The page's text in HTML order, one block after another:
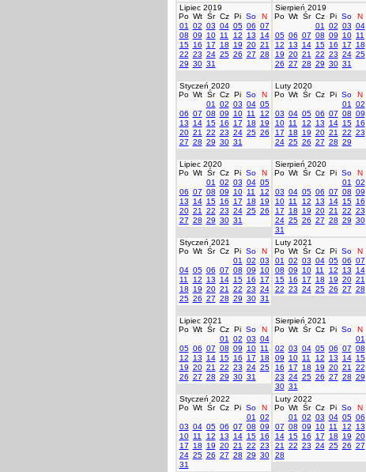
Lipiec 2019
Po Wt Śr Cz Pi So
N
01
02 03 04 05 06 07
08 09 10 11 12 13
14
15 16 17 18 19 20 21
22 23 24 25 26 27 28
29 30 31
Sierpień 2019
Po Wt Śr Cz Pi So
N
01
02 03 04
05 06 07 08 09 10 11
12
13 14 15 16 17
18
19 20 21 22 23 24 25
26 27 28 29 30 31
Styczeń 2020
Po Wt Śr Cz Pi So
N
01
02 03 04 05
06 07 08 09 10 11
12
13
14 15 16 17 18
19
20 21 22 23 24 25 26
27 28 29 30 31
Luty 2020
Po Wt Śr Cz Pi So
N
01
02
03 04 05 06 07 08 09
10 11 12 13 14 15 16
17
18 19 20 21 22 23
24 25 26 27 28 29
Lipiec 2020
Po Wt Śr Cz Pi So
N
01
02 03 04 05
06 07 08 09 10 11
12
13
14 15 16 17 18
19
20 21 22 23 24 25 26
27 28 29 30 31
Sierpień 2020
Po Wt Śr Cz Pi So
N
01
02
03 04 05 06 07 08 09
10 11 12 13 14 15 16
17
18 19 20 21 22 23
24 25 26 27 28 29 30
31
Styczeń 2021
Po Wt Śr Cz Pi So
N
01
02 03
04 05 06 07 08 09
10
11
12 13 14 15 16
17
18
19 20 21 22 23 24
25 26 27 28 29 30 31
Luty 2021
Po Wt Śr Cz Pi So
N
01
02 03 04 05 06 07
08 09 10 11 12 13
14
15 16 17 18 19 20 21
22 23 24 25 26 27 28
Lipiec 2021
Po Wt Śr Cz Pi So
N
01
02 03 04
05 06 07 08 09 10 11
12
13 14 15 16 17
18
19 20 21 22 23 24 25
26 27 28 29 30 31
Sierpień 2021
Po Wt Śr Cz Pi So
N
01
02 03 04 05 06 07 08
09
10 11 12 13 14 15
16
17 18 19 20 21
22
23 24 25 26 27 28 29
30 31
Styczeń 2022
Po Wt Śr Cz Pi So
N
01
02
03 04 05 06 07 08 09
10 11 12 13 14 15 16
17
18 19 20 21 22 23
24 25 26 27 28 29 30
31
Luty 2022
Po Wt Śr Cz Pi So
N
01
02 03 04 05 06
07 08 09 10 11 12
13
14 15 16 17 18 19 20
21
22 23 24 25 26 27
28